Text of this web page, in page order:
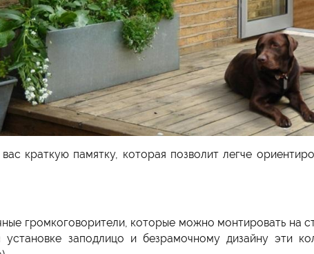
краткую памятку, которая позволит легче
громкоговорители, которые можно монтировать на
установке заподлицо и безрамочному дизайну эти